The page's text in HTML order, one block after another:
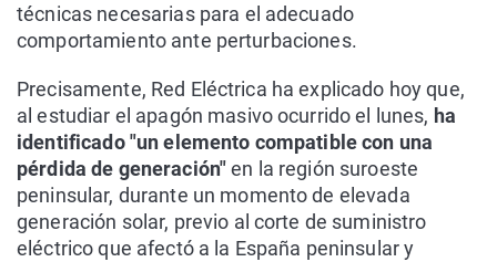
técnicas necesarias para el adecuado
comportamiento ante perturbaciones.
Precisamente, Red Eléctrica ha explicado hoy que,
al estudiar el apagón masivo ocurrido el lunes, ha
identificado "un elemento compatible con una
pérdida de generación"en la región suroeste
peninsular, durante un momento de elevada
generación solar, previo al corte de suministro
eléctrico que afectó a la España peninsular y